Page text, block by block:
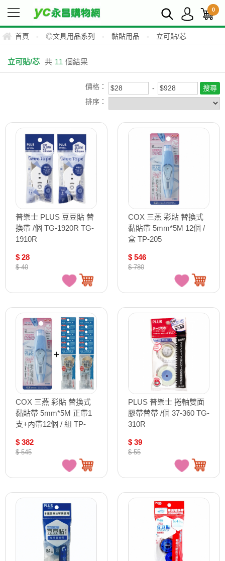
0
首頁 - ◎文具用品系列 - 黏貼用品 - 立可貼/芯
立可貼/芯 共 11 個結果
價格：
排序：
普樂士 PLUS 豆豆貼 替
換帶 /個 TG-1920R TG-
1910R
$ 28
$ 40
COX 三燕 彩貼 替換式
黏貼帶 5mm*5M 12個 /
盒 TP-205
$ 546
$ 780
COX 三燕 彩貼 替換式
黏貼帶 5mm*5M 正帶1
支+內帶12個 / 組 TP-
$ 382
$ 545
PLUS 普樂士 捲軸雙面
膠帶替帶 /個 37-360 TG-
310R
$ 39
$ 55